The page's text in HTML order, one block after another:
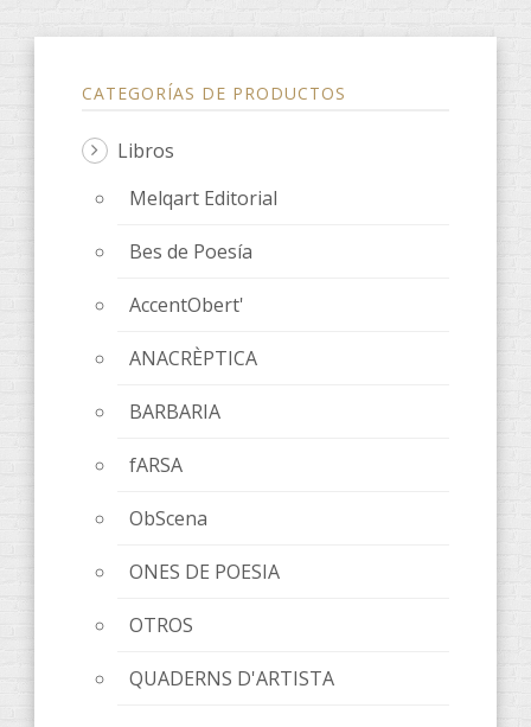
CATEGORÍAS DE PRODUCTOS
Libros
Melqart Editorial
Bes de Poesía
AccentObert'
ANACRÈPTICA
BARBARIA
fARSA
ObScena
ONES DE POESIA
OTROS
QUADERNS D'ARTISTA